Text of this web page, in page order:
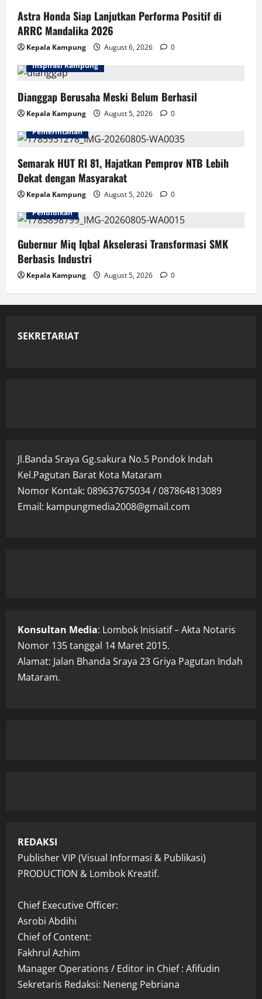
Astra Honda Siap Lanjutkan Performa Positif di
ARRC Mandalika 2026
Kepala Kampung August 6, 2026
0
Inspirasi Kampung
Dianggap Berusaha Meski Belum Berhasil
Kepala Kampung August 5, 2026
0
Pemerintahan
Semarak HUT RI 81, Hajatkan Pemprov NTB Lebih
Dekat dengan Masyarakat
Kepala Kampung August 5, 2026
0
Pendidikan
Gubernur Miq Iqbal Akselerasi Transformasi SMK
Berbasis Industri
Kepala Kampung August 5, 2026 0
SEKRETARIAT
Jl.Banda Sraya Gg.sakura No.5 Pondok Indah
Kel.Pagutan Barat Kota Mataram
Nomor Kontak: 089637675034 / 087864813089
Email: kampungmedia2008@gmail.com
Konsultan Media: Lombok Inisiatif – Akta Notaris
Nomor 135 tanggal 14 Maret 2015.
Alamat: Jalan Bhanda Sraya 23 Griya Pagutan Indah
Mataram.
REDAKSI
Publisher VIP (Visual Informasi & Publikasi)
PRODUCTION & Lombok Kreatif.
Chief Executive Officer:
Asrobi Abdihi
Chief of Content:
Fakhrul Azhim
Manager Operations / Editor in Chief : Afifudin
Sekretaris Redaksi: Neneng Pebriana